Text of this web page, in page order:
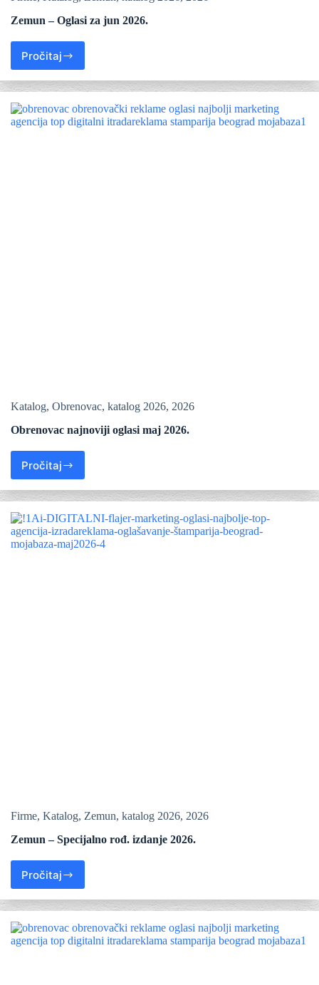
Zemun – Oglasi za jun 2026.
Pročitaj
Katalog, Obrenovac, katalog 2026, 2026
Obrenovac najnoviji oglasi maj 2026.
Pročitaj
Firme, Katalog, Zemun, katalog 2026, 2026
Zemun – Specijalno rođ. izdanje 2026.
Pročitaj